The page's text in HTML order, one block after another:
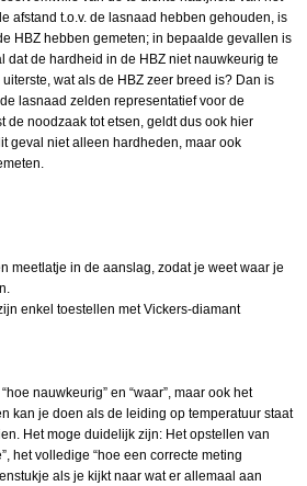
afstand t.o.v. de lasnaad hebben gehouden, is
HBZ hebben gemeten; in bepaalde gevallen is
dat de hardheid in de HBZ niet nauwkeurig te
wat als de HBZ zeer breed is? Dan is
lasnaad zelden representatief voor de
de noodzaak tot etsen, geldt dus ook hier
geval niet alleen hardheden, maar ook
meetlatje in de aanslag, zodat je weet waar je
enkel toestellen met Vickers-diamant
nauwkeurig” en “waar”, maar ook het
kan je doen als de leiding op temperatuur staat
Het moge duidelijk zijn: Het opstellen van
het volledige “hoe een correcte meting
als je kijkt naar wat er allemaal aan